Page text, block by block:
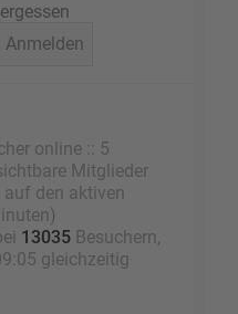
online :: 5
Mitglieder
den aktiven
13035 Besuchern,
gleichzeitig